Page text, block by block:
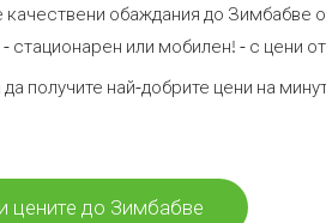
обаждания до Зимбабве
или мобилен! - с цени
получите най-добрите цени на
цените до Зимбабве